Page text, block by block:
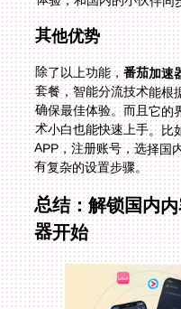
其他优势
除了以上功能，番茄加速
有复杂的设置步骤。
总结：解锁国内
器开始